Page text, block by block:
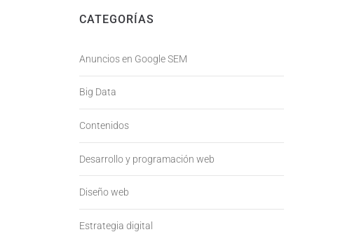
CATEGORÍAS
Anuncios en Google SEM
Big Data
Contenidos
Desarrollo y programación web
Diseño web
Estrategia digital